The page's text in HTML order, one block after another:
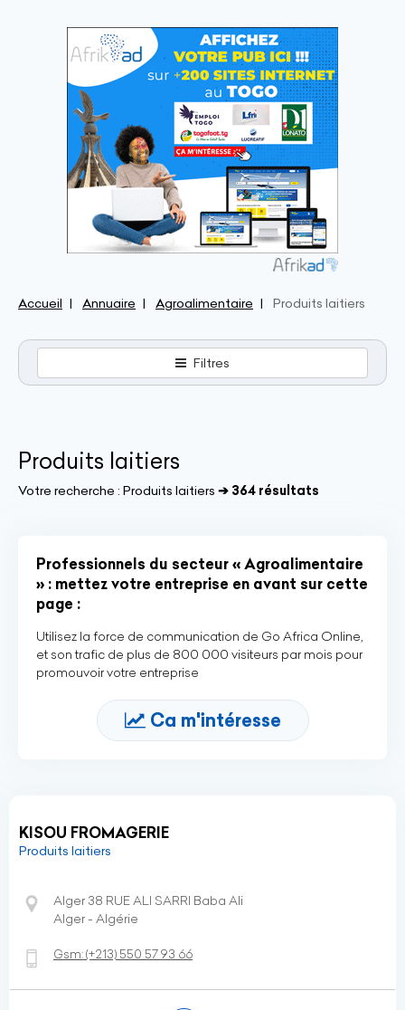
Accueil Annuaire Agroalimentaire Produits laitiers
Filtres
Produits laitiers
Votre recherche : Produits laitiers ➔ 364 résultats
Professionnels du secteur « Agroalimentaire
» : mettez votre entreprise en avant sur cette
page :
Utilisez la force de communication de Go Africa Online,
et son trafic de plus de 800 000 visiteurs par mois pour
promouvoir votre entreprise
Ca m'intéresse
KISOU FROMAGERIE
Produits laitiers
Alger 38 RUE ALI SARRI Baba Ali
Alger - Algérie
Gsm:(+213) 550 57 93 66